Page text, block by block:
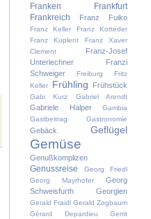
Franken
Frankfurt
Frankreich
Franz Fuiko
Franz Keller
Franz Kotteder
Franz Kuplent
Franz Xaver
Clement
Franz-Josef
Unterlechner
Franzi
Schweiger
Freiburg
Fritz
Keller
Frühling Frühstück
Gabi Kurz Gabriel Arendt
Gabriele Halper
Gambia
Gastbeitrag
Gastronomie
Gebäck Geflügel
Gemüse
Genußkomplizen
Genussreise
Georg Friedl
Georg Mayrhofer
Georg
Schweisfurth
Georgien
Gerald Fraidl Gerald Zogbaum
Gérard Depardieu
Gerrit